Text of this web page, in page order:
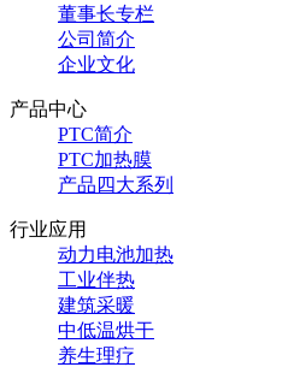
董事长专栏
公司简介
企业文化
产品中心
PTC简介
PTC加热膜
产品四大系列
行业应用
动力电池加热
工业伴热
建筑采暖
中低温烘干
养生理疗